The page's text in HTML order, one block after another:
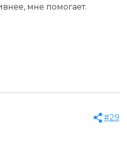
мне помогает.
#29